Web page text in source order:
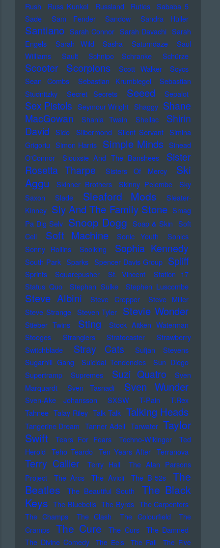
Rush
Russ Kunkel Russland Rutles
Sababa 5
Sade
Sam Fender Sandow Sandra Hüller
Santiano Sarah Connor Sarah Davachi Sarah
Engels
Sarah Wild Sasha Saturndaze
Saul
Williams
Sault Schnipo Schranke Schürze
Scooter Scorpions Scott Walker
Scycs
Sean Combs
Sebastian Krumbiegel
Sebastian
Studnitzky
Secret Secrets Seeed Sepalot
Sex Pistols Seymour Wright Shaggy Shane
MacGowan
Shania Twain Shellac
Shirin
David
Sido Silbermond Silent Servant Simina
Grigoriu Simon Harris Simple Minds Sinead
O'Connor
Siouxsie And The Banshees
Sister
Rosetta Tharpe
Sisters Of Mercy
Ski
Aggu
Skinner Brothers Skinny Pelembe
Sky
Saxon
Slade Sleaford Mods
Sleater-
Kinney Sly And The Family Stone Smag
Pa Dig Selv Snoop Dogg Soap & Skin Soft
Cell
Soft Machine Sonic Youth
Sonics
Sonny Rollins
Soolking Sophia Kennedy
South Park Sparks Spencer Davis Group Spliff
Sprints Squarepusher St. Vincent
Station 17
Status Quo
Stephan Sulke Stephen Luscombe
Steve Albini Steve Cropper
Steve Miller
Steve Strange Steven Tyler Stevie Wonder
Stieber Twins Sting
Stock Aitken Waterman
Stooges
Stranglers Stratocaster
Strawberry
Switchblade
Stray Cats
Sufjan Stevens
Sugarhill Gang
Suicidal Tendencies
Sun Diego
Supertramp
Supremes Suzi Quatro
Sven
Marquardt
Sven Tasnadi Sven Wunder
Sven-Ake Johansson SXSW T-Pain
T.Rex
Tahnee Talay Riley Talk Talk Talking Heads
Tangerine Dream Tanner Adell Tarwater Taylor
Swift
Tears For Fears Techno-Wikinger
Ted
Herold
Teho Teardo Ten Years After Terranova
Terry Callier Terry Hall
The Alan Parsons
Project
The Arcs The Avicii The B-52s
The
Beatles
The Beautiful South
The Black
Keys The Bluebells The Byrds The Carpenters
The Champs
The Clash The Colourfield
The
Cramps
The Cure The Curs
The Damned
The Divine Comedy
The Eels The Fall
The Five